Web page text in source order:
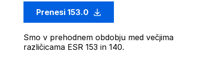
Prenesi 153.0
Smo v prehodnem obdobju med večjima
različicama ESR 153 in 140.